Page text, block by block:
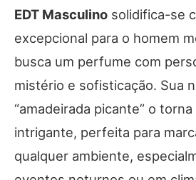
EDT Masculino solidifica-se
excepcional para o homem
busca um perfume com
mistério e sofisticação. Sua
“amadeirada picante” o
intrigante, perfeita para
qualquer ambiente,